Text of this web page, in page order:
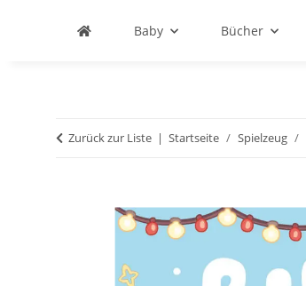
Baby Bücher
Zurück zur Liste Startseite Spielzeug